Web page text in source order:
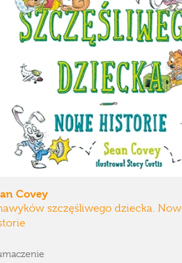
Covey
szczęśliwego dziecka.